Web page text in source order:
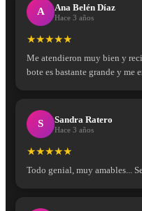
A Ana Belén Díaz
Hace 3 años
★★★★★
Me atendieron muy bien y
bote es bastante grande y me
S Sandra Ratero
Hace 3 años
★★★★★
Todo genial, muy amables...